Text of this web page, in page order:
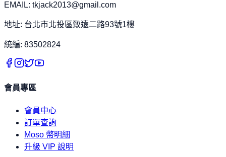
EMAIL: tkjack2013@gmail.com
地址: 台北市北投區致遠二路93號1樓
統編: 83502824
會員專區
會員中心
訂單查詢
Moso 幣明細
升級 VIP 說明